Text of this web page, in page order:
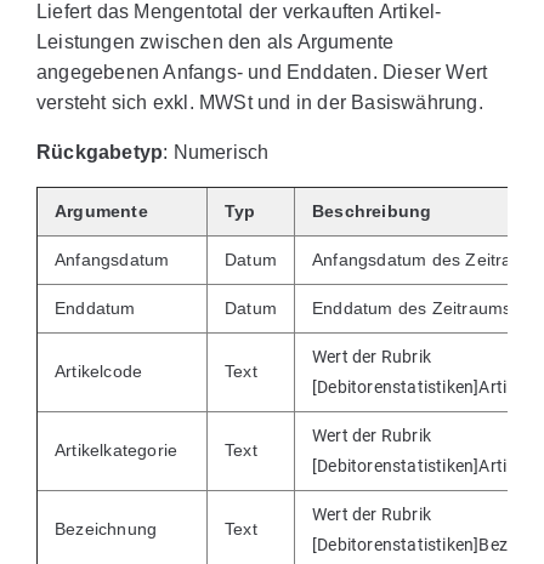
Liefert das Mengentotal der verkauften Artikel-
Leistungen zwischen den als Argumente
angegebenen Anfangs- und Enddaten. Dieser Wert
versteht sich exkl. MWSt und in der Basiswährung.
Rückgabetyp: Numerisch
Argumente Typ Beschreibung
Anfangsdatum Datum Anfangsdatum des
Enddatum Datum Enddatum des Zeitraums
Artikelcode Text
Wert der Rubrik
Artikelkategorie Text
Wert der Rubrik
Bezeichnung Text
Wert der Rubrik